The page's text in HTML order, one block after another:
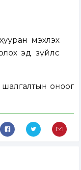
мэхлэх
эд зүйлс
шалгалтын оноог